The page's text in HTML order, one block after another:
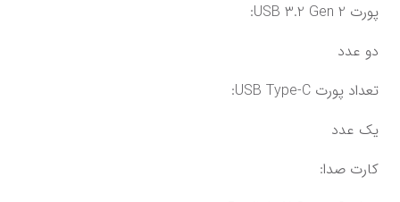
پورت USB 3.2 Gen 2:
دو عدد
تعداد پورت USB Type-C:
یک عدد
کارت صدا: